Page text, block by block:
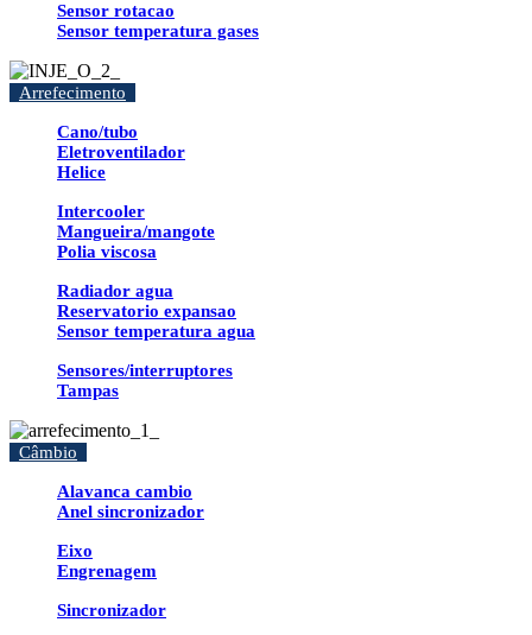
Sensor rotacao
Sensor temperatura gases
Arrefecimento
Cano/tubo
Eletroventilador
Helice
Intercooler
Mangueira/mangote
Polia viscosa
Radiador agua
Reservatorio expansao
Sensor temperatura agua
Sensores/interruptores
Tampas
Câmbio
Alavanca cambio
Anel sincronizador
Eixo
Engrenagem
Sincronizador